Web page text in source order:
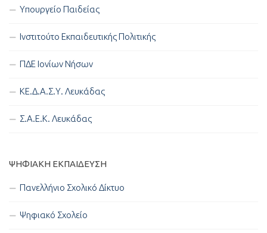
Υπουργείο Παιδείας
Ινστιτούτο Εκπαιδευτικής Πολιτικής
ΠΔΕ Ιονίων Νήσων
ΚΕ.Δ.Α.Σ.Υ. Λευκάδας
Σ.Α.Ε.Κ. Λευκάδας
ΨΗΦΙΑΚΉ ΕΚΠΑΊΔΕΥΣΗ
Πανελλήνιο Σχολικό Δίκτυο
Ψηφιακό Σχολείο